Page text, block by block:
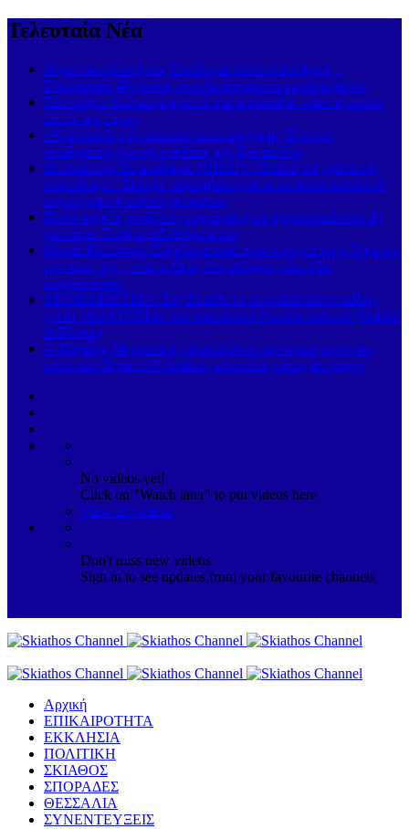
Τελευταία Νέα
Άγρια συμπλοκή στη Σκιάθο με πέντε συλλήψεις –
Τραυματίας 49χρονος, στο Αυτόφωρο οι εμπλεκόμενοι
Ξέσπασμα Χαλκιά μπροστά στα αποκαΐδια: «Δεν αγαπούν
αυτόν τον τόπο»
«Χριστιανός» ή επικοινωνιακό αφήγημα; Έντονες
αντιδράσεις για την υπόθεση της Βρετανίδας
Αποκάλυψη Τσιμπιδάρου (ΝΙΚΗ): «Έπεσε στη φάκα της
τσιμπίδας» – Σκληρή παρέμβαση για το μεταναστευτικό &
αιχμές για την εθνική ασφάλεια
Πολύ υψηλός κίνδυνος πυρκαγιάς (κατηγορία κινδύνου 4)
για αύριο Τετάρτη 05 Αυγούστου
Μαρία Μενούνος: Συγκλονιστικό προσκύνημα στην Τήνο με
την κόρη της – «Αν ο Θεός δεν υπάρχει, τότε όλα
επιτρέπονται»
ΑΠΟΚΛΕΙΣΤΙΚΟ: Στη Σκιάθο το υπερπολυτελές sailing
yacht «XASTERIA» του εφοπλιστή Νικόλα Λαιμού (Videos
& Photos)
Ο Μιχάλης Μητρούσης αποκαλύπτει τον αγαπημένο του
τόπο στο Πήλιο: «Ο Λαύκος είναι ένας τόπος με ψυχή»
No videos yet!
Click on "Watch later" to put videos here
View all videos
Don't miss new videos
Sign in to see updates from your favourite channels
Αρχική
ΕΠΙΚΑΙΡΟΤΗΤΑ
ΕΚΚΛΗΣΙΑ
ΠΟΛΙΤΙΚΗ
ΣΚΙΑΘΟΣ
ΣΠΟΡΑΔΕΣ
ΘΕΣΣΑΛΙΑ
ΣΥΝΕΝΤΕΥΞΕΙΣ